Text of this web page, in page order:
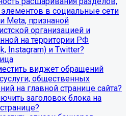
элементов в социальные сети
Meta, признаной
организацией и
на территории РФ
Instagram) и Twitter?
виджет обращений
общественных
на главной странице сайта?
заголовок блока на